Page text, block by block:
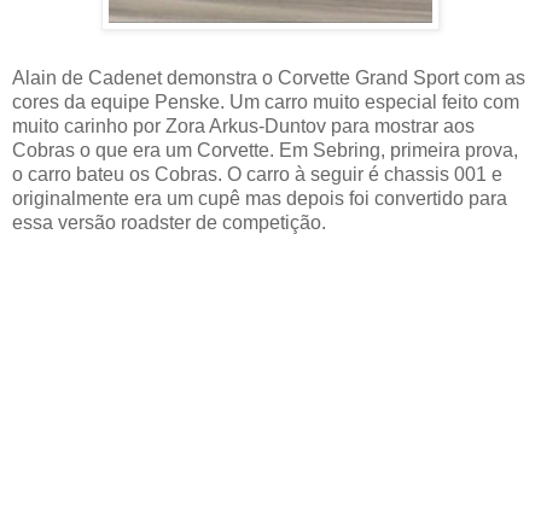
Alain de Cadenet demonstra o Corvette Grand Sport com as
cores da equipe Penske. Um carro muito especial feito com
muito carinho por Zora Arkus-Duntov para mostrar aos
Cobras o que era um Corvette. Em Sebring, primeira prova,
o carro bateu os Cobras. O carro à seguir é chassis 001 e
originalmente era um cupê mas depois foi convertido para
essa versão roadster de competição.